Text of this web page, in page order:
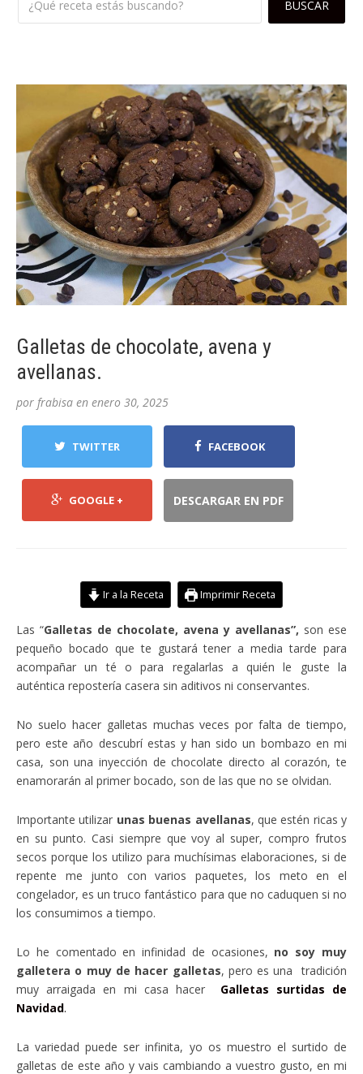
Galletas de chocolate, avena y
avellanas.
por frabisa en enero 30, 2025
TWITTER FACEBOOK
GOOGLE + DESCARGAR EN PDF
Ir a la Receta Imprimir Receta
Las “Galletas de chocolate, avena y avellanas”, son ese
pequeño bocado que te gustará tener a media tarde para
acompañar un té o para regalarlas a quién le guste la
auténtica repostería casera sin aditivos ni conservantes.
No suelo hacer galletas muchas veces por falta de tiempo,
pero este año descubrí estas y han sido un bombazo en mi
casa, son una inyección de chocolate directo al corazón, te
enamorarán al primer bocado, son de las que no se olvidan.
Importante utilizar unas buenas avellanas, que estén ricas y
en su punto. Casi siempre que voy al super, compro frutos
secos porque los utilizo para muchísimas elaboraciones, si de
repente me junto con varios paquetes, los meto en el
congelador, es un truco fantástico para que no caduquen si no
los consumimos a tiempo.
Lo he comentado en infinidad de ocasiones, no soy muy
galletera o muy de hacer galletas, pero es una tradición
muy arraigada en mi casa hacer Galletas surtidas de
Navidad.
La variedad puede ser infinita, yo os muestro el surtido de
galletas de este año y vais cambiando a vuestro gusto, en mi